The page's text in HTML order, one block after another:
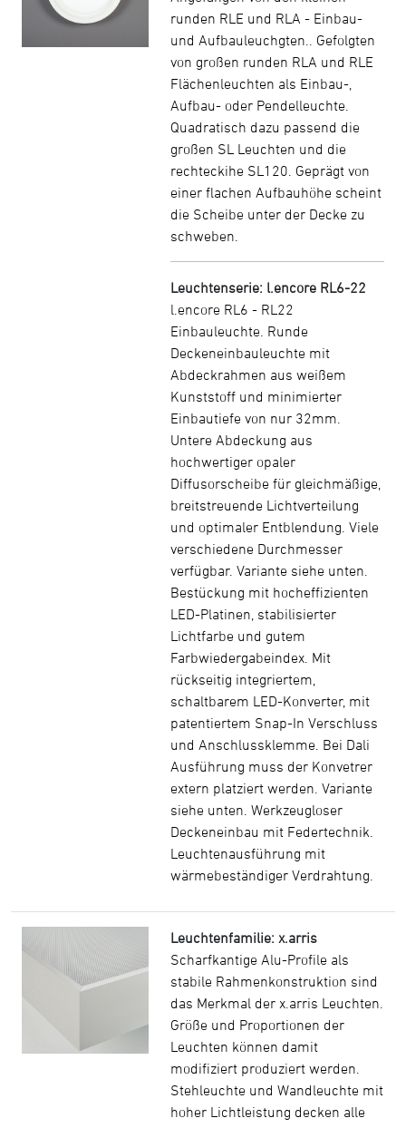
runden RLE und RLA - Einbau-
und Aufbauleuchgten.. Gefolgten
von großen runden RLA und RLE
Flächenleuchten als Einbau-,
Aufbau- oder Pendelleuchte.
Quadratisch dazu passend die
großen SL Leuchten und die
rechteckihe SL120. Geprägt von
einer flachen Aufbauhöhe scheint
die Scheibe unter der Decke zu
schweben.
Leuchtenserie: l.encore RL6-22
l.encore RL6 - RL22
Einbauleuchte. Runde
Deckeneinbauleuchte mit
Abdeckrahmen aus weißem
Kunststoff und minimierter
Einbautiefe von nur 32mm.
Untere Abdeckung aus
hochwertiger opaler
Diffusorscheibe für gleichmäßige,
breitstreuende Lichtverteilung
und optimaler Entblendung. Viele
verschiedene Durchmesser
verfügbar. Variante siehe unten.
Bestückung mit hocheffizienten
LED-Platinen, stabilisierter
Lichtfarbe und gutem
Farbwiedergabeindex. Mit
rückseitig integriertem,
schaltbarem LED-Konverter, mit
patentiertem Snap-In Verschluss
und Anschlussklemme. Bei Dali
Ausführung muss der Konvetrer
extern platziert werden. Variante
siehe unten. Werkzeugloser
Deckeneinbau mit Federtechnik.
Leuchtenausführung mit
wärmebeständiger Verdrahtung.
Leuchtenfamilie: x.arris
Scharfkantige Alu-Profile als
stabile Rahmenkonstruktion sind
das Merkmal der x.arris Leuchten.
Größe und Proportionen der
Leuchten können damit
modifiziert produziert werden.
Stehleuchte und Wandleuchte mit
hoher Lichtleistung decken alle